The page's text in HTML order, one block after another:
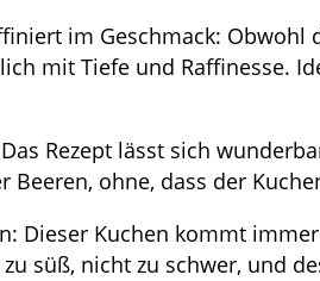
im Geschmack: Obwohl
mit Tiefe und Raffinesse.
Rezept lässt sich
Beeren, ohne, dass der
Dieser Kuchen kommt
süß, nicht zu schwer, und